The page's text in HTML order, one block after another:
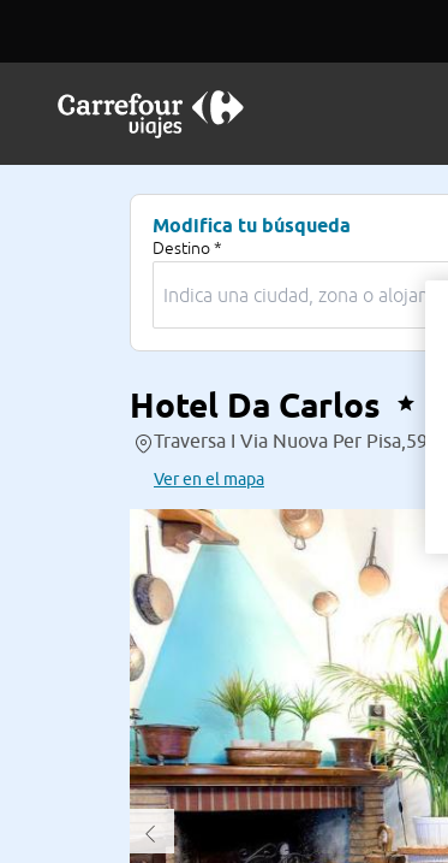
Modifica tu búsqueda
Destino *
Hotel Da Carlos
Traversa I Via Nuova Per Pisa,5901
Ver en el mapa